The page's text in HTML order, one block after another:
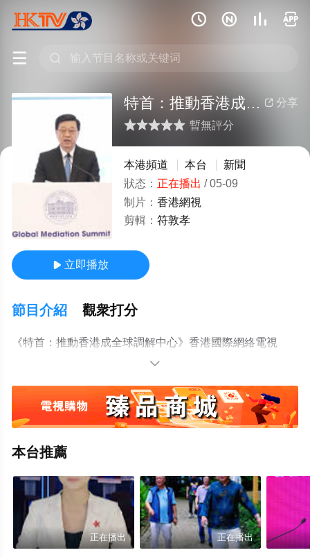
   
 
 分享
特首：推動香港成全球調解中心
很差
較差還行 暫無評分
本港頻道 本台
新聞
狀态： 正在播出 /05-09
制片： 香港網視
剪輯： 符敦孝
 立即播放
節目介紹 觀衆打分
《特首：推動香港成全球調解中心》香港國際網絡電視

本台推薦
正在播出 正在播出